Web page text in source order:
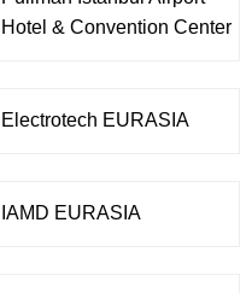
Hotel & Convention Center
Electrotech EURASIA
IAMD EURASIA